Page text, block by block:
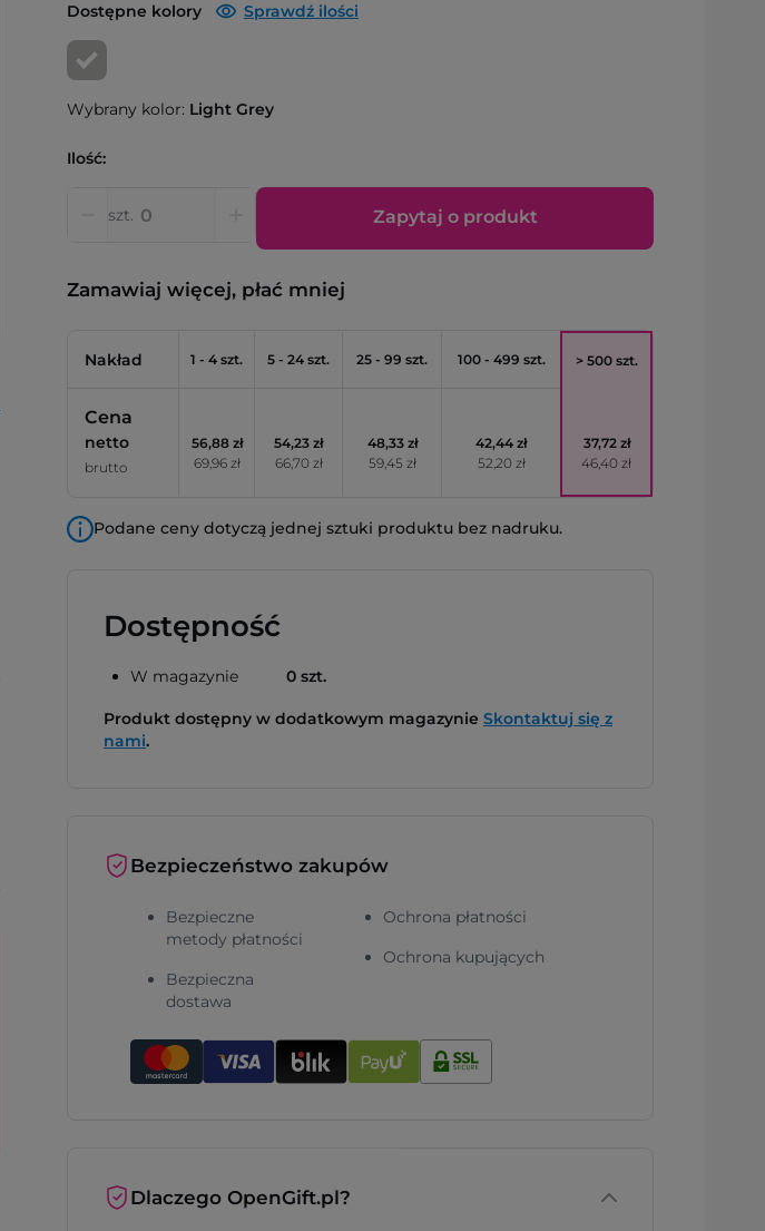
Dostępne kolory Sprawdź ilości
Wybrany kolor: Light Grey
Ilość:
szt. Zapytaj o produkt
Zamawiaj więcej, płać mniej
Nakład 1 - 4 szt. 5 - 24 szt. 25 - 99 szt. 100 - 499 szt. > 500 szt.
Cena
netto
brutto
56,88 zł
69,96 zł
54,23 zł
66,70 zł
48,33 zł
59,45 zł
42,44 zł
52,20 zł
37,72 zł
46,40 zł
Podane ceny dotyczą jednej sztuki produktu bez nadruku.
Dostępność
W magazynie 0 szt.
Produkt dostępny w dodatkowym magazynie Skontaktuj się z
nami.
Bezpieczeństwo zakupów
Bezpieczne
metody płatności
Bezpieczna
dostawa
Ochrona płatności
Ochrona kupujących
Dlaczego OpenGift.pl?